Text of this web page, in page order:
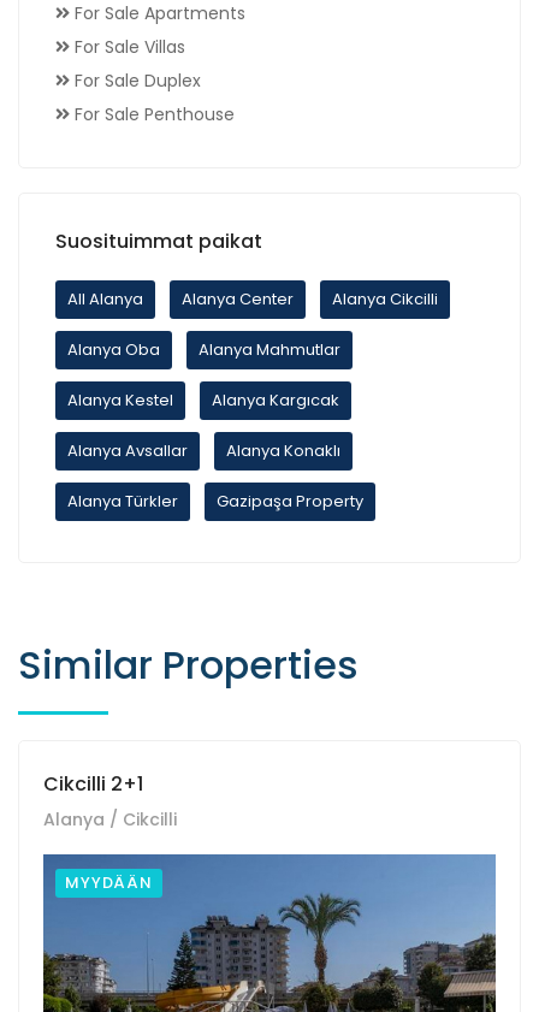
For Sale Apartments
For Sale Villas
For Sale Duplex
For Sale Penthouse
Suosituimmat paikat
All Alanya Alanya Center Alanya Cikcilli
Alanya Oba Alanya Mahmutlar
Alanya Kestel Alanya Kargıcak
Alanya Avsallar Alanya Konaklı
Alanya Türkler Gazipaşa Property
Similar Properties
Cikcilli 2+1
Alanya / Cikcilli
MYYDÄÄN